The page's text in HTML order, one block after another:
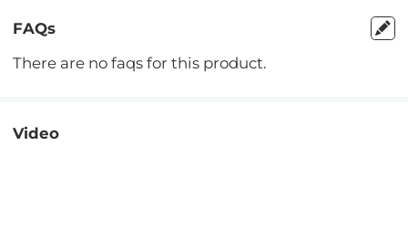
FAQs
There are no faqs for this product.
Video